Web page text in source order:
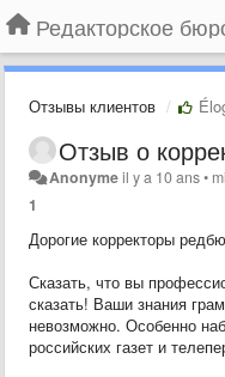
Отзывы клиентов
Отзыв о
Anonymeil y a 10 ans•
1
Дорогие корректоры
Сказать, что вы
сказать! Ваши знания
невозможно. Особенно
российских газет и